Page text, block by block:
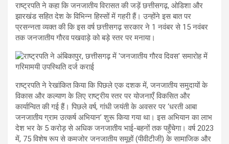
राष्ट्रपति ने कहा कि जनजातीय विरासत की जड़ें छत्तीसगढ़, ओडिशा और
झारखंड सहित देश के विभिन्न हिस्सों में गहरी हैं। उन्होंने इस बात पर
प्रसन्नता व्यक्त की कि इस वर्ष छत्तीसगढ़ सरकार ने 1 नवंबर से 15 नवंबर
तक जनजातीय गौरव पखवाड़े को बड़े स्तर पर मनाया।
राष्ट्रपति ने रेखांकित किया कि पिछले एक दशक में, जनजातीय समुदायों के
विकास और कल्याण के लिए राष्ट्रीय स्तर पर योजनाएँ विकसित और
कार्यान्वित की गई हैं। पिछले वर्ष, गांधी जयंती के अवसर पर ‘धरती आबा
जनजातीय ग्राम उत्कर्ष अभियान’ शुरू किया गया था। इस अभियान का लाभ
देश भर के 5 करोड़ से अधिक जनजातीय भाई-बहनों तक पहुँचेगा। वर्ष 2023
में, 75 विशेष रूप से कमजोर जनजातीय समूहों (पीवीटीजी) के सामाजिक और